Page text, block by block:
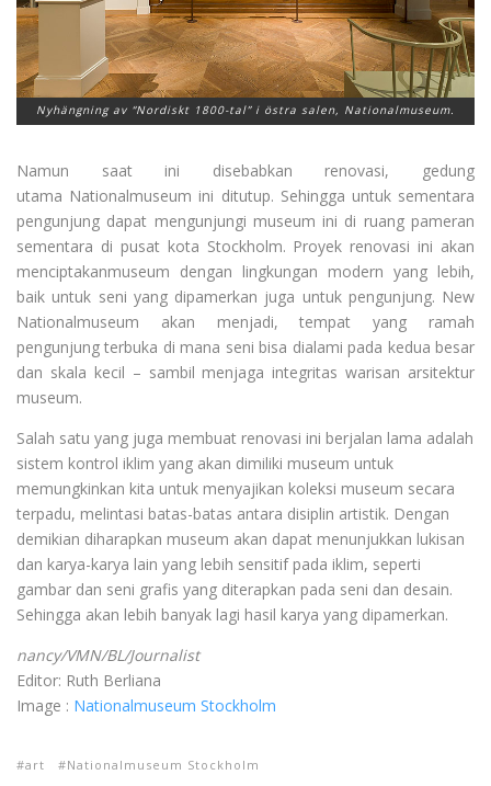
Nyhängning av “Nordiskt 1800-tal” i östra salen, Nationalmuseum.
Namun saat ini disebabkan renovasi,
gedung
utama Nationalmuseum ini ditutup. Sehingga untuk sementara
pengunjung dapat mengunjungi museum ini di ruang pameran
sementara di pusat kota Stockholm. Proyek renovasi ini akan
menciptakanmuseum dengan lingkungan modern yang lebih,
baik untuk seni yang dipamerkan juga untuk pengunjung. New
Nationalmuseum akan menjadi, tempat yang ramah
pengunjung terbuka di mana seni bisa dialami pada kedua besar
dan skala kecil – sambil menjaga integritas warisan arsitektur
museum.
Salah satu yang juga membuat renovasi ini berjalan lama adalah
sistem kontrol iklim yang akan dimiliki museum untuk
memungkinkan kita untuk menyajikan koleksi museum secara
terpadu, melintasi batas-batas antara disiplin artistik. Dengan
demikian diharapkan museum akan dapat menunjukkan lukisan
dan karya-karya lain yang lebih sensitif pada iklim, seperti
gambar dan seni grafis yang diterapkan pada seni dan desain.
Sehingga akan lebih banyak lagi hasil karya yang dipamerkan.
nancy/VMN/BL/Journalist
Editor: Ruth Berliana
Image : Nationalmuseum Stockholm
art Nationalmuseum Stockholm